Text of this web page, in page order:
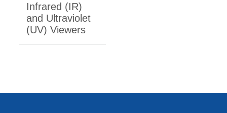
Infrared (IR)
and Ultraviolet
(UV) Viewers